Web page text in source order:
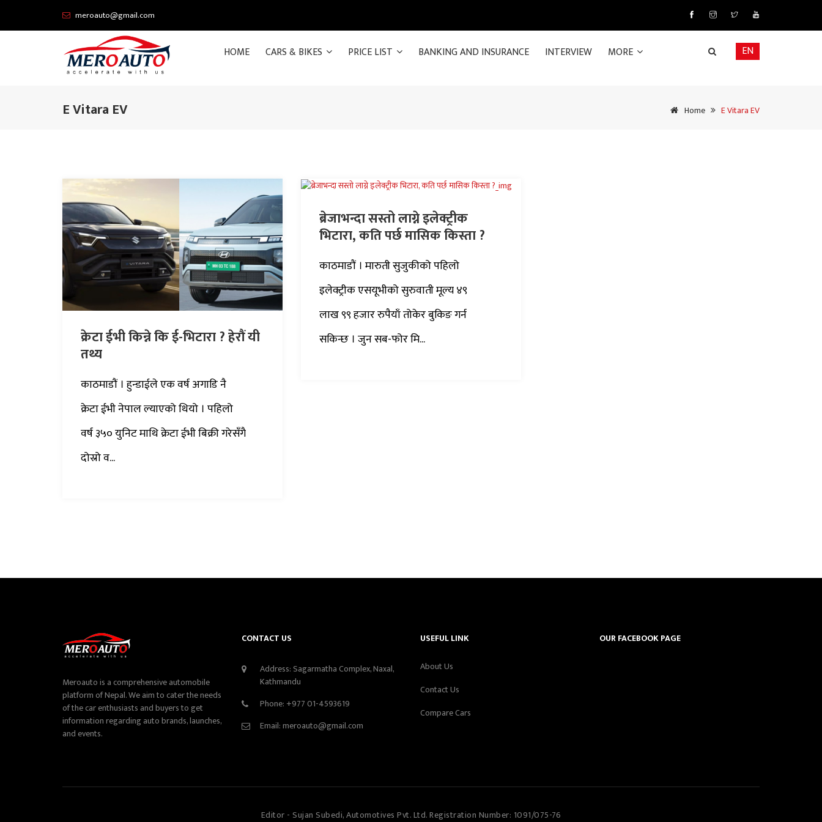
meroauto@gmail.com
HOME CARS & BIKES PRICE LIST BANKING AND INSURANCE INTERVIEW MORE EN
E Vitara EV Home E Vitara EV
क्रेटा ईभी किन्ने कि ई-भिटारा ? हेरौं यी
तथ्य
काठमाडौं । हुन्डाईले एक वर्ष अगाडि नै
क्रेटा ईभी नेपाल ल्याएको थियो । पहिलो
वर्ष ३५० युनिट माथि क्रेटा ईभी बिक्री गरेसँगै
दोस्रो व...
ब्रेजाभन्दा सस्तो लाग्ने इलेक्ट्रीक
भिटारा, कति पर्छ मासिक किस्ता ?
काठमाडौं । मारुती सुजुकीको पहिलो
इलेक्ट्रीक एसयूभीको सुरुवाती मूल्य ४९
लाख ९९ हजार रुपैयाँ तोकेर बुकिङ गर्न
सकिन्छ । जुन सब-फोर मि...
Meroauto is a comprehensive automobile
platform of Nepal. We aim to cater the needs
of the car enthusiasts and buyers to get
information regarding auto brands, launches,
and events.
CONTACT US
Address: Sagarmatha Complex, Naxal,
Kathmandu
Phone: +977 01-4593619
Email:meroauto@gmail.com
USEFUL LINK
About Us
Contact Us
Compare Cars
OUR FACEBOOK PAGE
Editor - Sujan Subedi, Automotives Pvt. Ltd. Registration Number: 1091/075-76